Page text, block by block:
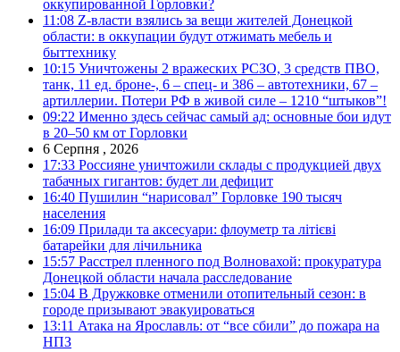
оккупированной Горловки?
11:08 Z-власти взялись за вещи жителей Донецкой
области: в оккупации будут отжимать мебель и
быттехнику
10:15 Уничтожены 2 вражеских РСЗО, 3 средств ПВО,
танк, 11 ед. броне-, 6 – спец- и 386 – автотехники, 67 –
артиллерии. Потери РФ в живой силе – 1210 “штыков”!
09:22 Именно здесь сейчас самый ад: основные бои идут
в 20–50 км от Горловки
6 Серпня , 2026
17:33 Россияне уничтожили склады с продукцией двух
табачных гигантов: будет ли дефицит
16:40 Пушилин “нарисовал” Горловке 190 тысяч
населения
16:09 Прилади та аксесуари: флоуметр та літієві
батарейки для лічильника
15:57 Расстрел пленного под Волновахой: прокуратура
Донецкой области начала расследование
15:04 В Дружковке отменили отопительный сезон: в
городе призывают эвакуироваться
13:11 Атака на Ярославль: от “все сбили” до пожара на
НПЗ